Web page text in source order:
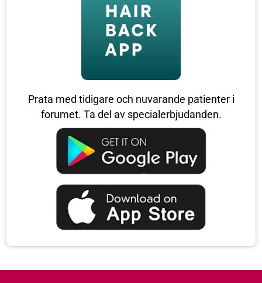
Prata med tidigare och nuvarande patienter i
forumet. Ta del av specialerbjudanden.